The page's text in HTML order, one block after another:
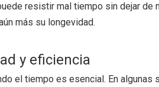
resistir mal tiempo sin dejar
más su longevidad.
y eficiencia
el tiempo es esencial. En